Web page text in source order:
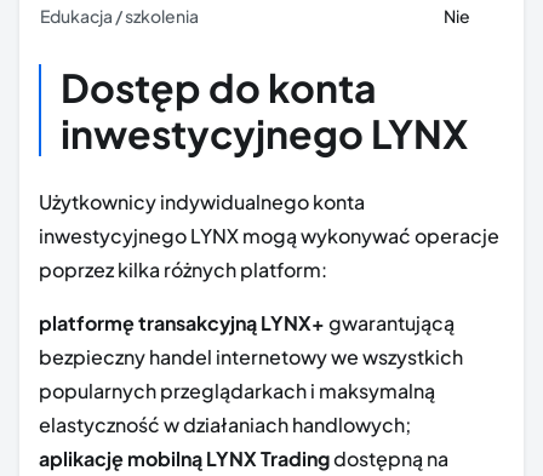
Edukacja / szkolenia
Nie
Dostęp do konta
inwestycyjnego LYNX
Użytkownicy indywidualnego konta
inwestycyjnego LYNX mogą wykonywać operacje
poprzez kilka różnych platform:
platformę transakcyjną LYNX+gwarantującą
bezpieczny handel internetowy we wszystkich
popularnych przeglądarkach i maksymalną
elastyczność w działaniach handlowych;
aplikację mobilnąLYNX Tradingdostępną na